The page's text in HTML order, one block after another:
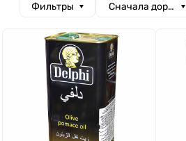
Фильтры Сначала дорогие